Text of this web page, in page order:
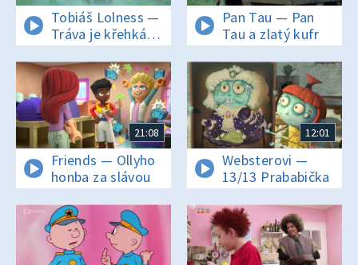
Tobiáš Lolness —
Tráva je křehká -
druhá část
Pan Tau — Pan
Tau a zlatý kufr
21:08
Friends — Ollyho
honba za slávou
12:01
Websterovi —
13/13 Prababička